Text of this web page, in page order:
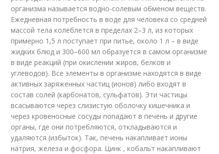
организма называется водно-солевым обменом веществ.
Ежедневная потребность в воде для человека со средней
массой тела колеблется в пределах 2–3 л, из которых
примерно 1,5 л поступает при питье, около 1 л – в виде
жидких блюд и 300–600 мл образуется в самом организме
в виде реакций (при окислении жиров, белков и
углеводов). Все элементы в организме находятся в виде
активных заряженных частиц (ионов) либо входят в
состав солей (карбонатов, сульфатов). Эти частицы
всасываются через слизистую оболочку кишечника и
через кровеносные сосуды попадают в печень и другие
органы, где они потребляются, откладываются и
удаляются (избыток). Так, печень накапливает ионы
натрия, железа и фосфора. Цинк , кобальт накапливают